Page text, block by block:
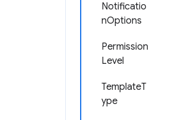
Notificatio
nOptions
Permission
Level
TemplateT
ype